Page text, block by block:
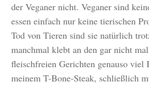
der Veganer nicht. Veganer sind
essen einfach nur keine tierischen
Tod von Tieren sind sie natürlich
manchmal klebt an den gar nicht
fleischfreien Gerichten genauso viel
meinem T-Bone-Steak, schließlich